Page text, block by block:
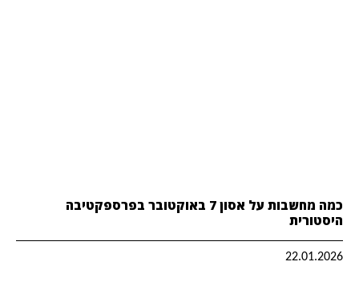
כמה מחשבות על אסון 7 באוקטובר בפרספקטיבה
היסטורית
22.01.2026